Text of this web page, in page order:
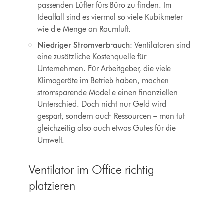
passenden Lüfter fürs Büro zu finden. Im
Idealfall sind es viermal so viele Kubikmeter
wie die Menge an Raumluft.
Niedriger Stromverbrauch: Ventilatoren sind
eine zusätzliche Kostenquelle für
Unternehmen. Für Arbeitgeber, die viele
Klimageräte im Betrieb haben, machen
stromsparende Modelle einen finanziellen
Unterschied. Doch nicht nur Geld wird
gespart, sondern auch Ressourcen – man tut
gleichzeitig also auch etwas Gutes für die
Umwelt.
Ventilator im Office richtig
platzieren